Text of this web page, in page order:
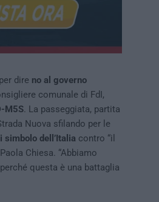
dire no al governo
comunale di FdI,
M5S. La passeggiata, partita
Nuova sfilando per le
dell’Italia contro “il
Chiesa. “Abbiamo
questa è una battaglia